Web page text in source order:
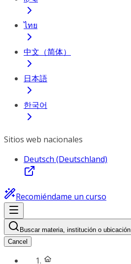
ไทย
中文（简体）
日本語
한국어
Sitios web nacionales
Deutsch (Deutschland)
Recomiéndame un curso
Buscar materia, institución o ubicación
Cancel